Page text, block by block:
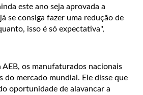
este ano seja aprovada a
se consiga fazer uma redução de
isso é só expectativa",
AEB, os manufaturados nacionais
do mercado mundial. Ele disse que
oportunidade de alavancar a